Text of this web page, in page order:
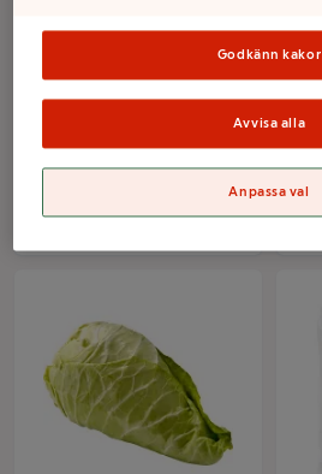
Klass 1 ICA
Mer info
Godkänn kakor
Avvisa alla
Anpassa val